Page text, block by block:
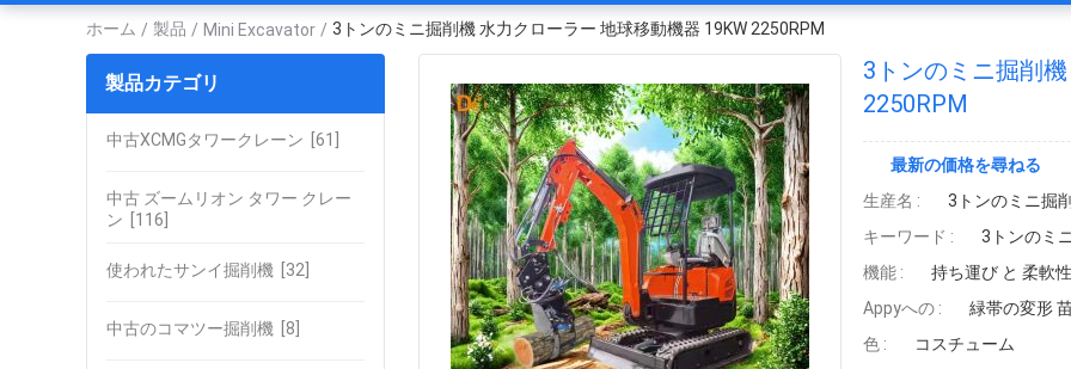
ホーム / 製品 / Mini Excavator / 3トンのミニ掘削機 水力クローラー 地球移動機器 19KW 2250RPM
製品カテゴリ
中古XCMGタワークレーン [61]
中古 ズームリオン タワー クレー
ン [116]
使われたサンイ掘削機 [32]
中古のコマツー掘削機 [8]
3トンのミニ掘削
2250RPM
最新の価格を尋ねる
生産名 :
3トンのミニ掘
キーワード :
3トンのミ
機能 :
持ち運び と 柔軟性
Appyへの :
緑帯の変形
色 :
コスチューム